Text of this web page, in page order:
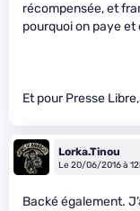
récompensée, et
pourquoi on paye
Et pour Presse
Lorka.Tinou
Le 20/06/2016 à
Backé également.